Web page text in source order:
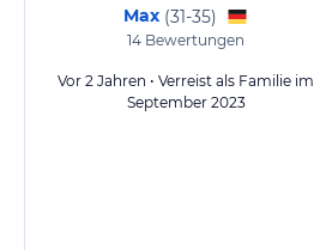
Max (31-35)
14 Bewertungen
Vor 2 Jahren • Verreist als Familie im
September 2023